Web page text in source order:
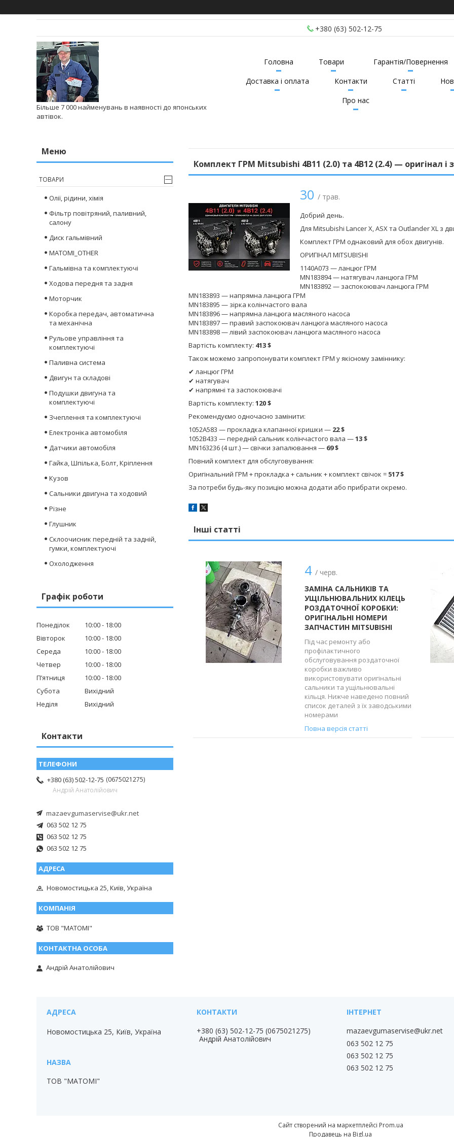
+380 (63) 502-12-75
Більше 7 000 найменувань в наявності до японських
автівок.
Головна Товари
Гарантія/Повернення
Доставка і оплата
Контакти Статті
Про нас
Комплект ГРМ Mitsubishi 4B11 (2.0) та 4B12 (2.4) — оригінал і
30 / трав.
Добрий день.
Для Mitsubishi Lancer X, ASX та Outlander XL з
Комплект ГРМ однаковий для обох двигунів.
ОРИГІНАЛ MITSUBISHI
1140A073 — ланцюг ГРМ
MN183894 — натягувач ланцюга ГРМ
MN183892 — заспокоювач ланцюга ГРМ
MN183893 — напрямна ланцюга ГРМ
MN183895 — зірка колінчастого вала
MN183896 — напрямна ланцюга масляного насоса
MN183897 — правий заспокоювач ланцюга масляного насоса
MN183898 — лівий заспокоювач ланцюга масляного насоса
Вартість комплекту: 413 $
Також можемо запропонувати комплект ГРМ у якісному заміннику:
✔ ланцюг ГРМ
✔ натягувач
✔ напрямні та заспокоювачі
Вартість комплекту: 120 $
Рекомендуємо одночасно замінити:
1052A583 — прокладка клапанної кришки — 22 $
1052B433 — передній сальник колінчастого вала —13 $
MN163236 (4 шт.) — свічки запалювання — 69 $
Повний комплект для обслуговування:
Оригінальний ГРМ + прокладка + сальник + комплект свічок = 517 $
За потреби будь-яку позицію можна додати або прибрати окремо.
Інші статті
4/ черв.
ЗАМІНА САЛЬНИКІВ ТА
УЩІЛЬНЮВАЛЬНИХ КІЛЕЦЬ
РОЗДАТОЧНОЇ КОРОБКИ:
ОРИГІНАЛЬНІ НОМЕРИ
ЗАПЧАСТИН MITSUBISHI
Під час ремонту або
профілактичного
обслуговування роздаточної
коробки важливо
використовувати оригінальні
сальники та ущільнювальні
кільця. Нижче наведено повний
список деталей з їх заводськими
номерами
Повна версія статті
ТОВАРИ
Олії, рідини, хімія
Фільтр повітряний, паливний,
салону
Диск гальмівний
MATOMI_OTHER
Гальмівна та комплектуючі
Ходова передня та задня
Моторчик
Коробка передач, автоматична
та механічна
Рульове управління та
комплектуючі
Паливна система
Двигун та складові
Подушки двигуна та
комплектуючі
Зчеплення та комплектуючі
Електроніка автомобіля
Датчики автомобіля
Гайка, Шпілька, Болт, Кріплення
Кузов
Сальники двигуна та ходовий
Різне
Глушник
Склоочисник передній та задній,
гумки, комплектуючі
Охолодження
Графік роботи
Понеділок 10:00
18:00
Вівторок
10:00
18:00
Середа
10:00
18:00
Четвер
10:00
18:00
Пʼятниця
10:00
18:00
Субота
Вихідний
Неділя
Вихідний
Контакти
+380 (63) 502-12-75 0675021275
Андрій Анатолійович
mazaevgumaservise@ukr.net
063 502 12 75
063 502 12 75
063 502 12 75
Новомостицька 25, Київ, Україна
ТОВ "МАТОМІ"
Андрій Анатолійович
Новомостицька 25, Київ, Україна
ТОВ "МАТОМІ"
+380 (63) 502-12-75 0675021275
Андрій Анатолійович
mazaevgumaservise@ukr.net
063 502 12 75
063 502 12 75
063 502 12 75
Сайт створений на маркетплейсі Prom.ua
Продавець на Bigl.ua